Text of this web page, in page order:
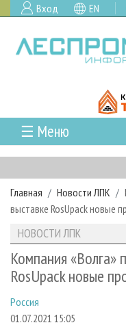
Вход EN
☰ Меню
ГЛАВНАЯ
РУБРИКИ И ТЕМЫ
РУБРИКИ ЖУРНАЛА
ЛЕСОЗАГОТОВКА
ЛЕСОПИЛЕНИЕ
СУШКА ДРЕВЕСИНЫ
НОВОСТИ
НОВОСТИ ЛПК
НОВОСТИ ЖУРНАЛА
ПРОЕКТЫ ЛПИ
АНАЛИТИКА
ПРЕДПРИЯТИЯ ЛПК
ПЕРСОНЫ
АРХИВ ЖУРНАЛОВ
О ЖУРНАЛЕ
КОНТАКТЫ
РЕКЛАМОДАТЕЛЯМ
РЕКЛАМА
Главная Новости ЛПК
выставке RosUpack новые
НОВОСТИ ЛПК
Компания «Волга»
RosUpack новые
Россия
01.07.2021 15:05